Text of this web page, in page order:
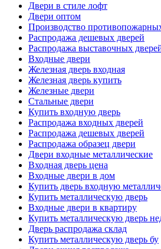
Двери в стиле лофт
Двери оптом
Производство
Распродажа дешевых дверей
Распродажа выставочных
Входные двери
Железная дверь входная
Железная дверь купить
Железные двери
Стальные двери
Купить входную дверь
Распродажа входных дверей
Распродажа дешевых дверей
Распродажа образец двери
Двери входные металлические
Входная дверь цена
Входные двери в дом
Купить дверь входную
Купить металлическую дверь
Входные двери в квартиру
Купить металлическую дверь
Дверь распродажа склад
Купить металлическую дверь бу